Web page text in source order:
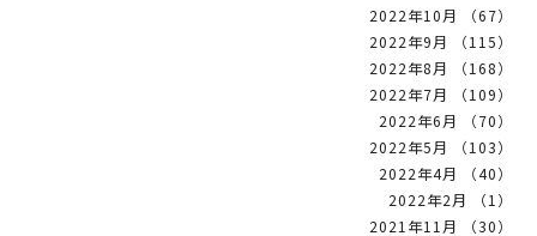
2022年10月 （67）
2022年9月 （115）
2022年8月 （168）
2022年7月 （109）
2022年6月 （70）
2022年5月 （103）
2022年4月 （40）
2022年2月 （1）
2021年11月 （30）